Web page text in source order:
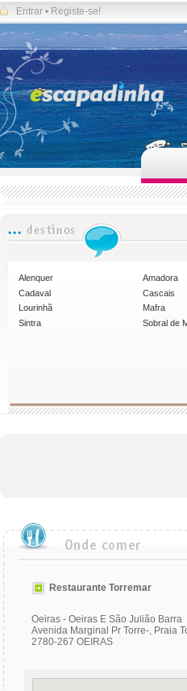
Entrar • Registe-se!
Alenquer Amadora
Cadaval
Cascais
Lourinhã
Mafra
Sintra
Sobral de
Restaurante Torremar
Oeiras - Oeiras E São Julião Barra
Avenida Marginal Pr Torre-, Praia
2780-267 OEIRAS